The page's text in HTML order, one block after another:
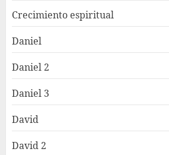
Crecimiento espiritual
Daniel
Daniel 2
Daniel 3
David
David 2